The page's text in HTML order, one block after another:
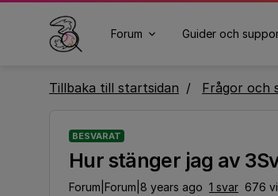
Forum Guider och
Tillbaka till startsidan Frågor och
BESVARAT
Hur stänger jag av
Forum|Forum|8 years ago 1 svar 676